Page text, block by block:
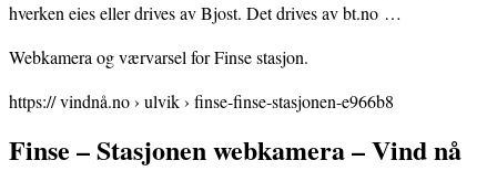
hverken eies eller drives av Bjost. Det drives av bt.no …
Webkamera og værvarsel for Finse stasjon.
https:// vindnå.no › ulvik › finse-finse-stasjonen-e966b8
Finse – Stasjonen webkamera – Vind nå